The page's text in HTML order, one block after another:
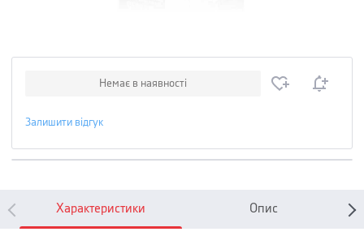
Немає в наявності
Залишити відгук
Характеристики Опис